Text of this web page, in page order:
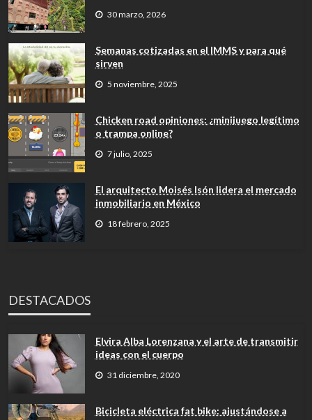
30 marzo, 2026
Semanas cotizadas en el IMMS y para qué
sirven
5 noviembre, 2025
Chicken road opiniones: ¿minijuego legítimo
o trampa online?
7 julio, 2025
El arquitecto Moisés Isón lidera el mercado
inmobiliario en México
18 febrero, 2025
DESTACADOS
Elvira Alba Lorenzana y el arte de transmitir
ideas con el cuerpo
31 diciembre, 2020
Bicicleta eléctrica fat bike: ajustándose a